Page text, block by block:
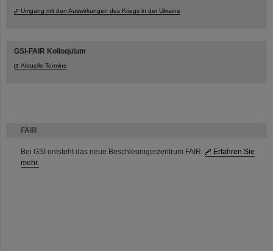
FAIR
Bei GSI entsteht das neue Beschleunigerzentrum FAIR.
Erfahren Sie
mehr.
Umgang mit den Auswirkungen des Kriegs in der Ukraine
GSI-FAIR Kolloquium
Aktuelle Termine